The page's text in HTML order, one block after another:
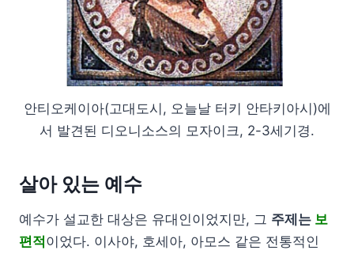
안티오케이아(고대도시, 오늘날 터키 안타키아시)에
서 발견된 디오니소스의 모자이크, 2-3세기경.
살아 있는 예수
예수가 설교한 대상은 유대인이었지만, 그 주제는 보
편적이었다. 이사야, 호세아, 아모스 같은 전통적인